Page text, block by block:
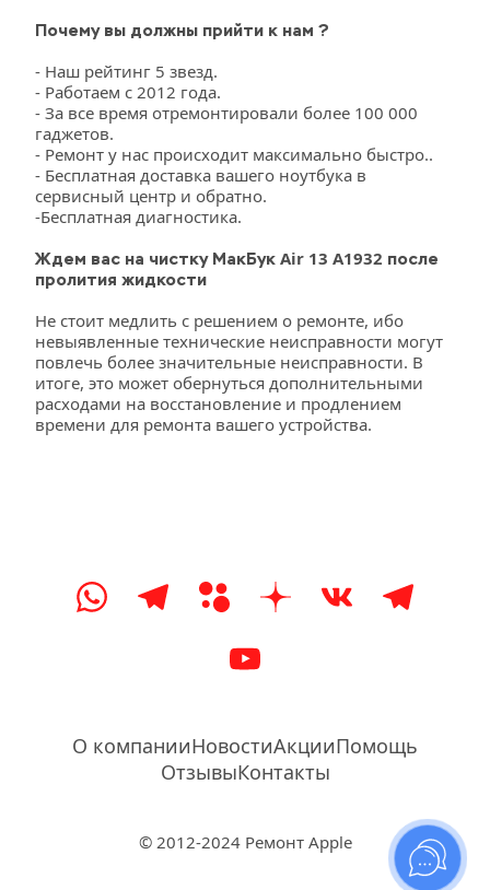
Почему вы должны прийти к нам ?
- Наш рейтинг 5 звезд.
- Работаем с 2012 года.
- За все время отремонтировали более 100 000
гаджетов.
- Ремонт у нас происходит максимально быстро..
- Бесплатная доставка вашего ноутбука в
сервисный центр и обратно.
-Бесплатная диагностика.
Ждем вас на чистку МакБук Air 13 A1932 после
пролития жидкости
Не стоит медлить с решением о ремонте, ибо
невыявленные технические неисправности могут
повлечь более значительные неисправности. В
итоге, это может обернуться дополнительными
расходами на восстановление и продлением
времени для ремонта вашего устройства.
О компанииНовостиАкцииПомощь
ОтзывыКонтакты
© 2012-2024 Ремонт Apple